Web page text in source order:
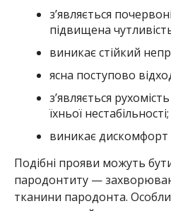
з’являється
підвищена
виникає стійкий
ясна поступово
з’являється
їхньої нестабільності;
виникає дискомфорт
Подібні прояви можуть
пародонтиту —
тканини пародонта.